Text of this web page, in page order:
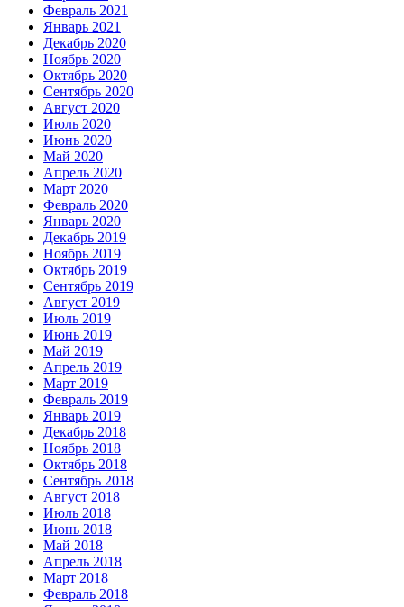
Февраль 2021
Январь 2021
Декабрь 2020
Ноябрь 2020
Октябрь 2020
Сентябрь 2020
Август 2020
Июль 2020
Июнь 2020
Май 2020
Апрель 2020
Март 2020
Февраль 2020
Январь 2020
Декабрь 2019
Ноябрь 2019
Октябрь 2019
Сентябрь 2019
Август 2019
Июль 2019
Июнь 2019
Май 2019
Апрель 2019
Март 2019
Февраль 2019
Январь 2019
Декабрь 2018
Ноябрь 2018
Октябрь 2018
Сентябрь 2018
Август 2018
Июль 2018
Июнь 2018
Май 2018
Апрель 2018
Март 2018
Февраль 2018